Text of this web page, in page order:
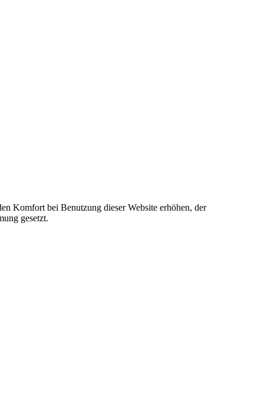
Komfort bei Benutzung dieser Website erhöhen, der
gesetzt.